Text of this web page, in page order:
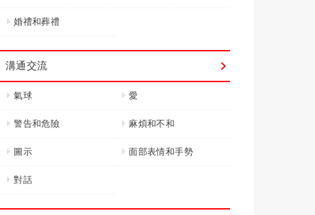
婚禮和葬禮
溝通交流
氣球 愛
警告和危險 麻煩和不和
圖示 面部表情和手勢
對話